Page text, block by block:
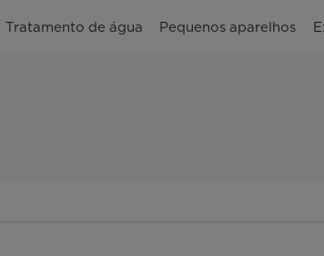
Tratamento de água Pequenos aparelhos